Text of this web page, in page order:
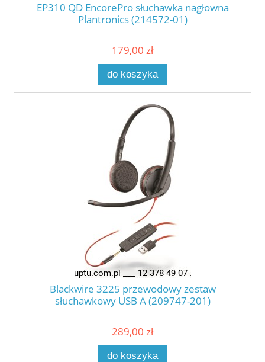
EP310 QD EncorePro słuchawka nagłowna
Plantronics (214572-01)
179,00 zł
do koszyka
Blackwire 3225 przewodowy zestaw
słuchawkowy USB A (209747-201)
289,00 zł
do koszyka